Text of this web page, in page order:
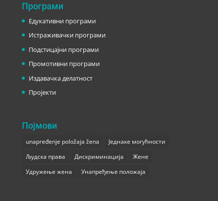
Програми
Едукативни програми
Истраживачки програми
Подстицајни програми
Промотивни програми
Издавачка делатност
Пројекти
Појмови
unapređenje položaja žena
Једнаке могућности
Људска права
Дискриминација
Жене
Удружење жена
Унапређење положаја